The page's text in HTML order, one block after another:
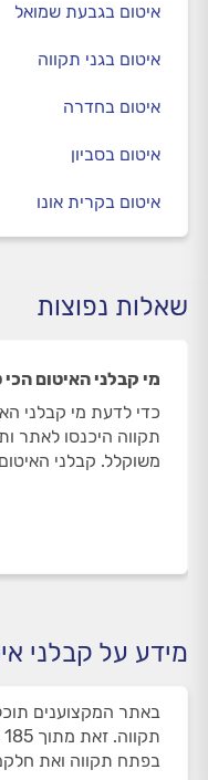
איטום בגבעת שמואל
איטום בגני תקווה
איטום בחדרה
איטום בסביון
איטום בקרית אונו
שאלות נפוצות
מי קבלני האיטום
כדי לדעת מי קבלני
תקווה היכנסו לאתר
משוקלל. קבלני
מידע על קבלני
בפתח תקווה ואת